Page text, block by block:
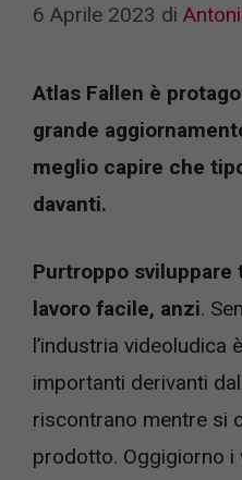
6 Aprile 2023 di
Atlas Fallen è
grande
meglio capire che
davanti.
Purtroppo
lavoro facile, anzi.
l’industria videoludica
importanti derivanti
riscontrano mentre si
prodotto. Oggigiorno i